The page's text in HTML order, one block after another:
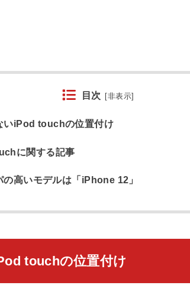
目次 [非表示]
いiPod touchの位置付け
に関する記事
の高いモデルは「iPhone 12」
touchの位置付け